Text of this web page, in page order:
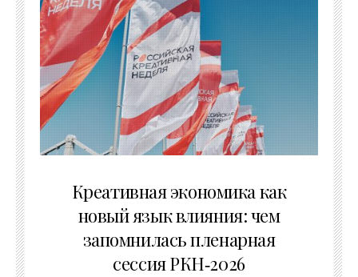
Креативная экономика как
новый язык влияния: чем
запомнилась пленарная
сессия РКН‑2026